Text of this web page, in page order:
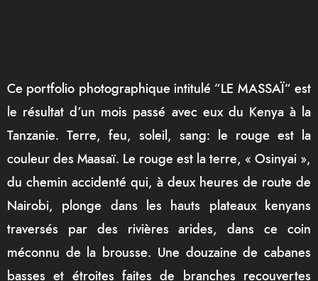
Ce portfolio photographique intitulé “LE MASSAÏ “ est
le résultat d’un mois passé avec eux du Kenya à la
Tanzanie. Terre, feu, soleil, sang: le rouge est la
couleur des Maasaï. Le rouge est la terre, « Osinyai »,
du chemin accidenté qui, à deux heures de route de
Nairobi, plonge dans les hauts plateaux kenyans
traversés par des rivières arides, dans ce coin
méconnu de la brousse. Une douzaine de cabanes
basses et étroites faites de branches recouvertes